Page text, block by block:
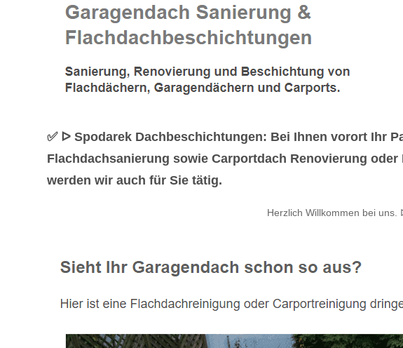
✅ ᐅ Spodarek Dachbeschichtungen: Bei Ihnen vorort Ihr
Flachdachsanierung sowie Carportdach Renovierung
werden wir auch für Sie tätig.
Herzlich Willkommen bei